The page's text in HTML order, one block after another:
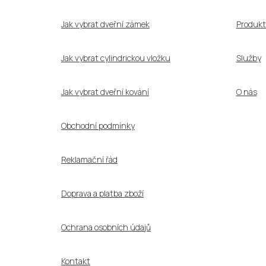
Jak vybrat dveřní zámek
Jak vybrat cylindrickou vložku
Jak vybrat dveřní kování
Obchodní podmínky
Reklamační řád
Doprava a platba zboží
Ochrana osobních údajů
Kontakt
Služby
O nás